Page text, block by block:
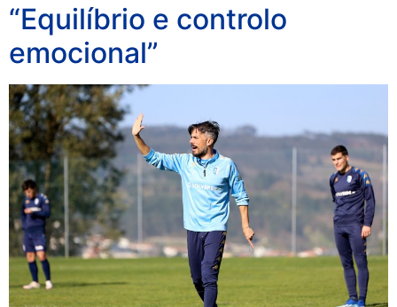
“Equilíbrio e controlo
emocional”